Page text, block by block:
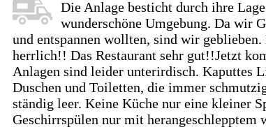
Die Anlage besticht durch ihre
wunderschöne Umgebung. Da wir
und entspannen wollten, sind wir
herrlich!! Das Restaurant sehr gut!!Jetzt
Anlagen sind leider unterirdisch. Kaputtes
Duschen und Toiletten, die immer
ständig leer. Keine Küche nur eine kleiner
Geschirrspülen nur mit herangeschlepptem